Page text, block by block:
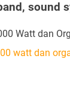
sound
Watt dan
watt dan